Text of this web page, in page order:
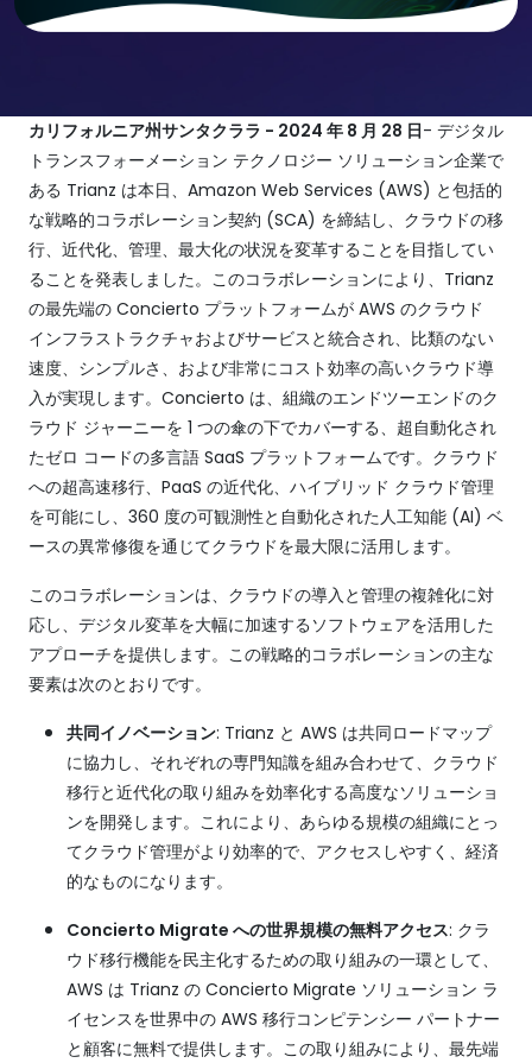
カリフォルニア州サンタクララ - 2024 年 8 月 28 日- デジタル
トランスフォーメーション テクノロジー ソリューション企業で
ある Trianz は本日、Amazon Web Services (AWS) と包括的
な戦略的コラボレーション契約 (SCA) を締結し、クラウドの移
行、近代化、管理、最大化の状況を変革することを目指してい
ることを発表しました。このコラボレーションにより、Trianz
の最先端の Concierto プラットフォームが AWS のクラウド
インフラストラクチャおよびサービスと統合され、比類のない
速度、シンプルさ、および非常にコスト効率の高いクラウド導
入が実現します。Concierto は、組織のエンドツーエンドのク
ラウド ジャーニーを 1 つの傘の下でカバーする、超自動化され
たゼロ コードの多言語 SaaS プラットフォームです。クラウド
への超高速移行、PaaS の近代化、ハイブリッド クラウド管理
を可能にし、360 度の可観測性と自動化された人工知能 (AI) ベ
ースの異常修復を通じてクラウドを最大限に活用します。
このコラボレーションは、クラウドの導入と管理の複雑化に対
応し、デジタル変革を大幅に加速するソフトウェアを活用した
アプローチを提供します。この戦略的コラボレーションの主な
要素は次のとおりです。
共同イノベーション: Trianz と AWS は共同ロードマップ
に協力し、それぞれの専門知識を組み合わせて、クラウド
移行と近代化の取り組みを効率化する高度なソリューショ
ンを開発します。これにより、あらゆる規模の組織にとっ
てクラウド管理がより効率的で、アクセスしやすく、経済
的なものになります。
Concierto Migrate への世界規模の無料アクセス: クラ
ウド移行機能を民主化するための取り組みの一環として、
AWS は Trianz の Concierto Migrate ソリューション ラ
イセンスを世界中の AWS 移行コンピテンシー パートナー
と顧客に無料で提供します。この取り組みにより、最先端